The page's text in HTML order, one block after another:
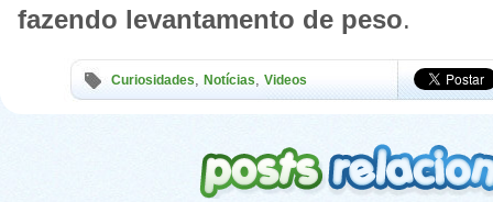
fazendo levantamento de peso.
Curiosidades, Notícias, Videos